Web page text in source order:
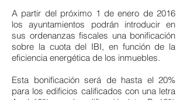
A partir del próximo 1 de enero de 2016
los ayuntamientos podrán introducir en
sus ordenanzas fiscales una bonificación
sobre la cuota del IBI, en función de la
eficiencia energética de los inmuebles.
Esta bonificación será de hasta el 20%
para los edificios calificados con una letra